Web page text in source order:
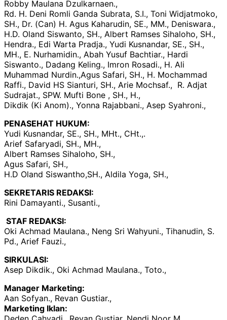
Robby Maulana Dzulkarnaen.,
Rd. H. Deni Romli Ganda Subrata, S.I., Toni Widjatmoko,
SH., Dr. (Can) H. Agus Kaharudin, SE., MM., Deniswara.,
H.D. Oland Siswanto, SH., Albert Ramses Sihaloho, SH.,
Hendra., Edi Warta Pradja., Yudi Kusnandar, SE., SH.,
MH., E. Nurhamidin., Abah Yusuf Bachtiar., Hardi
Siswanto., Dadang Keling., Imron Rosadi., H. Ali
Muhammad Nurdin.,Agus Safari, SH., H. Mochammad
Raffi., David HS Sianturi, SH., Arie Mochsaf., R. Adjat
Sudrajat., SPW. Mufti Bone , SH., H.,
Dikdik (Ki Anom)., Yonna Rajabbani., Asep Syahroni.,
PENASEHAT HUKUM:
Yudi Kusnandar, SE., SH., MHt., CHt.,.
Arief Safaryadi, SH., MH.,
Albert Ramses Sihaloho, SH.,
Agus Safari, SH.,
H.D Oland Siswantho,SH., Aldila Yoga, SH.,
SEKRETARIS REDAKSI:
Rini Damayanti., Susanti.,
STAF REDAKSI:
Oki Achmad Maulana., Neng Sri Wahyuni., Tihanudin, S.
Pd., Arief Fauzi.,
SIRKULASI:
Asep Dikdik., Oki Achmad Maulana., Toto.,
Manager Marketing:
Aan Sofyan., Revan Gustiar.,
Marketing Iklan: